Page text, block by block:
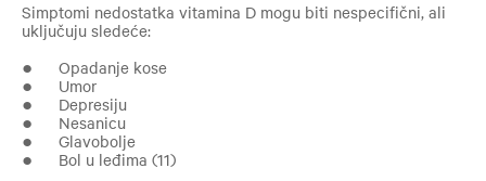
Simptomi nedostatka vitamina D mogu biti nespecifični, ali
uključuju sledeće:
● Opadanje kose
● Umor
● Depresiju
● Nesanicu
● Glavobolje
● Bol u leđima (11)